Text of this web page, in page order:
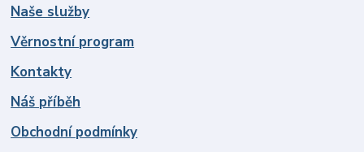
Naše služby
Věrnostní program
Kontakty
Náš příběh
Obchodní podmínky